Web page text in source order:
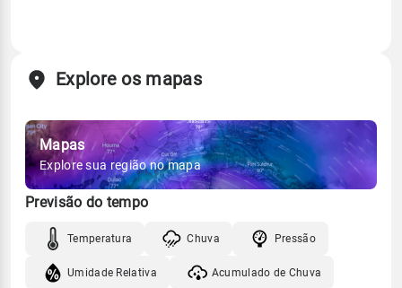
Explore os mapas
Mapas
Explore sua região no mapa
Previsão do tempo
Temperatura Chuva Pressão
Umidade Relativa Acumulado de Chuva